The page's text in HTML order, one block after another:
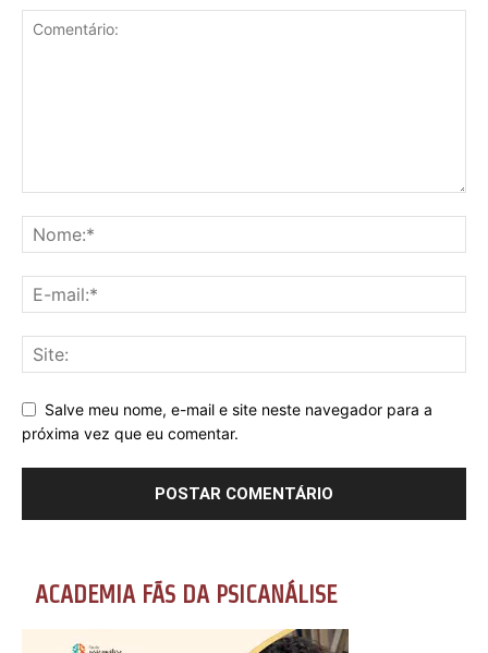
Salve meu nome, e-mail e site neste navegador para a
próxima vez que eu comentar.
ACADEMIA FÃS DA PSICANÁLISE